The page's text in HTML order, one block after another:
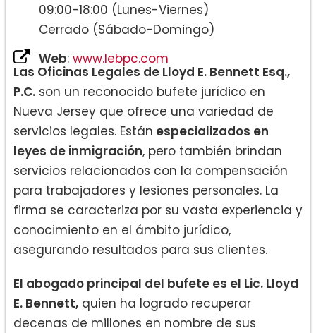
09:00-18:00 (Lunes-Viernes)
Cerrado (Sábado-Domingo)
Web: www.lebpc.com
Las Oficinas Legales de Lloyd E. Bennett Esq.,
P.C. son un reconocido bufete jurídico en
Nueva Jersey que ofrece una variedad de
servicios legales. Están especializados en
leyes de inmigración, pero también brindan
servicios relacionados con la compensación
para trabajadores y lesiones personales. La
firma se caracteriza por su vasta experiencia y
conocimiento en el ámbito jurídico,
asegurando resultados para sus clientes.
El abogado principal del bufete es el Lic. Lloyd
E. Bennett, quien ha logrado recuperar
decenas de millones en nombre de sus